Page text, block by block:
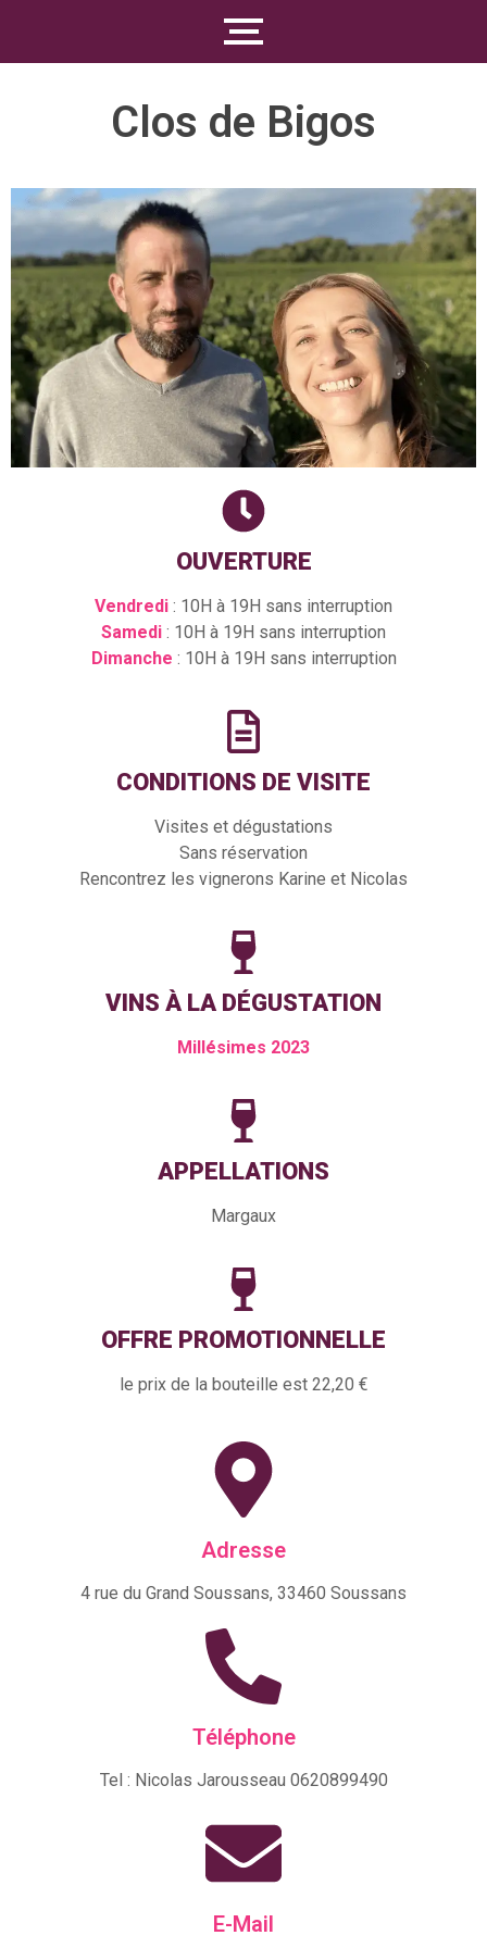
Clos de Bigos
OUVERTURE
Vendredi : 10H à 19H sans interruption
Samedi : 10H à 19H sans interruption
Dimanche : 10H à 19H sans interruption
CONDITIONS DE VISITE
Visites et dégustations
Sans réservation
Rencontrez les vignerons Karine et Nicolas
VINS À LA DÉGUSTATION
Millésimes 2023
APPELLATIONS
Margaux
OFFRE PROMOTIONNELLE
le prix de la bouteille est 22,20 €
Adresse
4 rue du Grand Soussans, 33460 Soussans
Téléphone
Tel : Nicolas Jarousseau 0620899490
E-Mail